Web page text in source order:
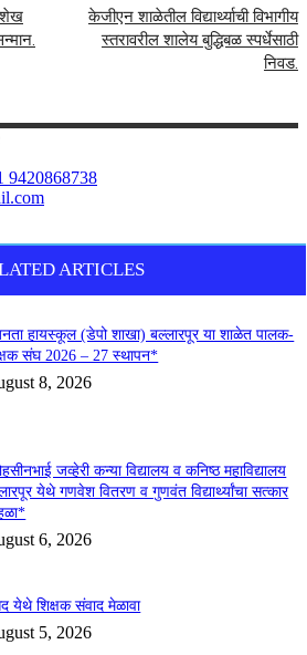
शेख
केजीएन शाळेतील विद्यार्थ्याची विभागीय
स्तरावरील शालेय बुद्धिबळ स्पर्धेसाठी
निवड.
ARTICLES
हायस्कूल (डेपो शाखा) बल्लारपूर या शाळेत पालक-
संघ 2026 – 27 स्थापन*
8, 2026
जव्हेरी कन्या विद्यालय व कनिष्ठ महाविद्यालय
येथे गणवेश वितरण व गुणवंत विद्यार्थ्यांचा सत्कार
6, 2026
येथे शिक्षक संवाद मेळावा
5, 2026